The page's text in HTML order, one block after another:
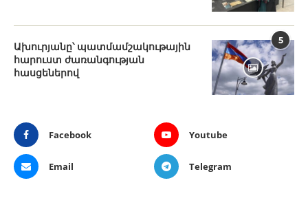
5
Ախուրյանը՝ պատմամշակութային
հարուստ ժառանգության
հասցեներով
Facebook Youtube
Email Telegram